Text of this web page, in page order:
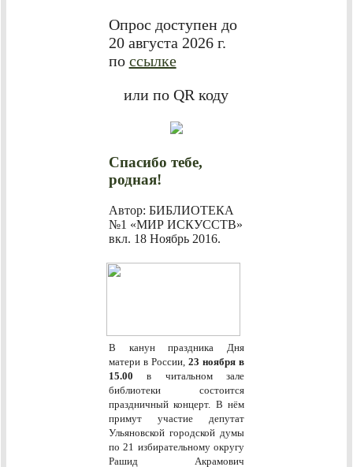
Опрос доступен до
20 августа 2026 г.
по ссылке
или по QR коду
Спасибо тебе,
родная!
Автор: БИБЛИОТЕКА
№1 «МИР ИСКУССТВ»
вкл. 18 Ноябрь 2016.
В канун праздника Дня
матери в России,23 ноября в
15.00 в читальном зале
библиотеки состоится
праздничный концерт. В нём
примут участие депутат
Ульяновской городской думы
по 21 избирательному округу
Рашид Акрамович